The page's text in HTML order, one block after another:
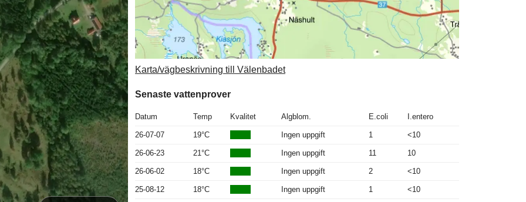
Karta/vägbeskrivning till Välenbadet
Senaste vattenprover
Datum Temp Kvalitet Algblom. E.coli I.entero
26-07-07 19°C Ingen uppgift 1 <10
26-06-23 21°C Ingen uppgift 11 10
26-06-02 18°C Ingen uppgift 2 <10
25-08-12 18°C Ingen uppgift 1 <10